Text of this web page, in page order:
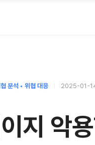
분석 ◦ 위협 대응 2025-01-
지 악